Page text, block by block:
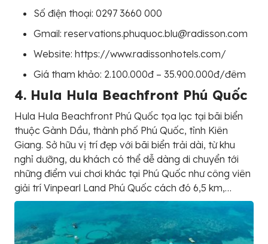
Số điện thoại: 0297 3660 000
Gmail: reservations.phuquoc.blu@radisson.com
Website: https://www.radissonhotels.com/
Giá tham khảo: 2.100.000đ – 35.900.000đ/đêm
4. Hula Hula Beachfront Phú Quốc
Hula Hula Beachfront Phú Quốc tọa lạc tại bãi biển
thuộc Gành Dầu, thành phố Phú Quốc, tỉnh Kiên
Giang. Sở hữu vị trí đẹp với bãi biển trải dài, từ khu
nghỉ dưỡng, du khách có thể dễ dàng di chuyển tới
những điểm vui chơi khác tại Phú Quốc như công viên
giải trí Vinpearl Land Phú Quốc cách đó 6,5 km,…